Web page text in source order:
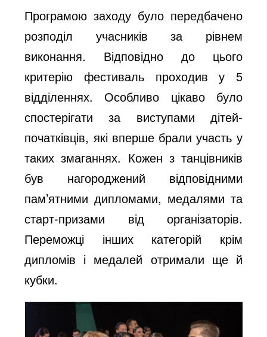
Програмою заходу було передбачено
розподіл учасників за рівнем
виконання. Відповідно до цього
критерію фестиваль проходив у 5
відділеннях. Особливо цікаво було
спостерігати за виступами дітей-
початківців, які вперше брали участь у
таких змаганнях. Кожен з танцівників
був нагороджений відповідними
пам’ятними дипломами, медалями та
старт-призами від організаторів.
Переможці інших категорій крім
дипломів і медалей отримали ще й
кубки.